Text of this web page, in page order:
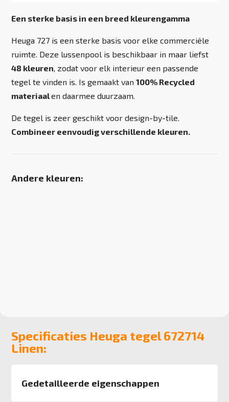
Een sterke basis in een breed kleurengamma
Heuga 727 is een sterke basis voor elke commerciële
ruimte. Deze lussenpool is beschikbaar in maar liefst
48 kleuren, zodat voor elk interieur een passende
tegel te vinden is. Is gemaakt van100% Recycled
materiaalen daarmee duurzaam.
De tegel is zeer geschikt voor design-by-tile.
Combineer eenvoudig verschillende kleuren.
Andere kleuren:
Specificaties Heuga tegel 672714
Linen:
Gedetailleerde eigenschappen